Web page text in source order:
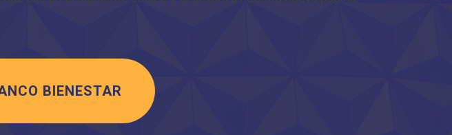
BIENESTAR